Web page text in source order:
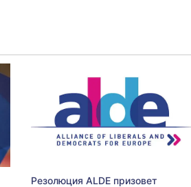
Резолюция ALDE призовет